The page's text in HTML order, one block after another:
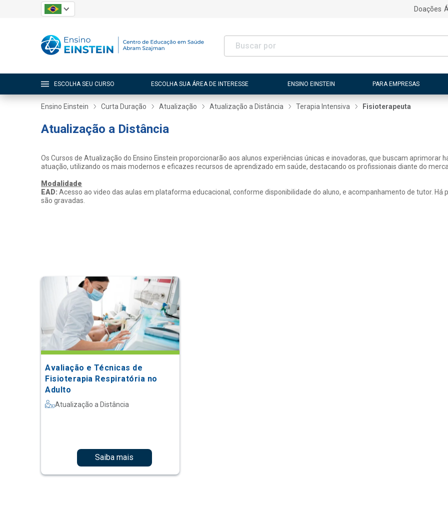
Doações
ESCOLHA SEU CURSO ESCOLHA SUA ÁREA DE INTERESSE ENSINO EINSTEIN PARA EMPRESAS
Ensino Einstein Curta Duração Atualização Atualização a Distância Terapia Intensiva Fisioterapeuta
Atualização a Distância
Os Cursos de Atualização do Ensino Einstein proporcionarão aos alunos experiências únicas e inovadoras, que buscam
atuação, utilizando os mais modernos e eficazes recursos de aprendizado em saúde, destacando os profissionais diante do
Modalidade
EAD:Acesso ao video das aulas em plataforma educacional, conforme disponibilidade do aluno, e acompanhamento de tutor. Há
são gravadas.
Avaliação e Técnicas de
Fisioterapia Respiratória no
Adulto
Atualização a Distância
Saiba mais